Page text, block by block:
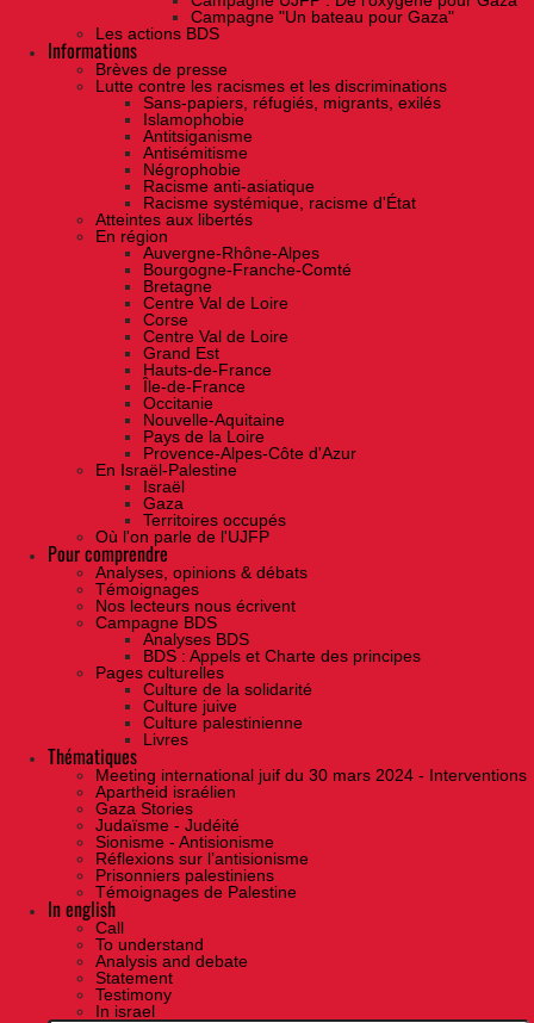
Campagne "Un bateau pour Gaza"
Les actions BDS
Informations
Brèves de presse
Lutte contre les racismes et les discriminations
Sans-papiers, réfugiés, migrants, exilés
Islamophobie
Antitsiganisme
Antisémitisme
Négrophobie
Racisme anti-asiatique
Racisme systémique, racisme d'État
Atteintes aux libertés
En région
Auvergne-Rhône-Alpes
Bourgogne-Franche-Comté
Bretagne
Centre Val de Loire
Corse
Centre Val de Loire
Grand Est
Hauts-de-France
Île-de-France
Occitanie
Nouvelle-Aquitaine
Pays de la Loire
Provence-Alpes-Côte d'Azur
En Israël-Palestine
Israël
Gaza
Territoires occupés
Où l'on parle de l'UJFP
Pour comprendre
Analyses, opinions & débats
Témoignages
Nos lecteurs nous écrivent
Campagne BDS
Analyses BDS
BDS : Appels et Charte des principes
Pages culturelles
Culture de la solidarité
Culture juive
Culture palestinienne
Livres
Thématiques
Meeting international juif du 30 mars 2024 - Interventions
Apartheid israélien
Gaza Stories
Judaïsme - Judéité
Sionisme - Antisionisme
Réflexions sur l’antisionisme
Prisonniers palestiniens
Témoignages de Palestine
In english
Call
To understand
Analysis and debate
Statement
Testimony
In israel